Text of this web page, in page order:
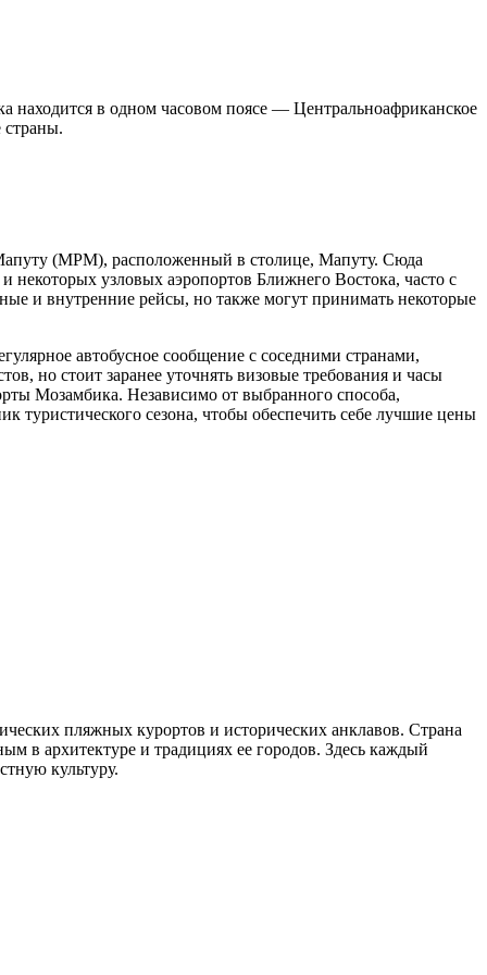
находится в одном часовом поясе — Центральноафриканское
страны.
(MPM), расположенный в столице, Мапуту. Сюда
узловых аэропортов Ближнего Востока, часто с
и внутренние рейсы, но также могут принимать некоторые
автобусное сообщение с соседними странами,
но стоит заранее уточнять визовые требования и часы
Мозамбика. Независимо от выбранного способа,
туристического сезона, чтобы обеспечить себе лучшие цены
пляжных курортов и исторических анклавов. Страна
в архитектуре и традициях ее городов. Здесь каждый
культуру.